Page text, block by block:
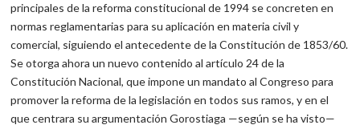
principales de la reforma constitucional de 1994 se concreten en
normas reglamentarias para su aplicación en materia civil y
comercial, siguiendo el antecedente de la Constitución de 1853/60.
Se otorga ahora un nuevo contenido al artículo 24 de la
Constitución Nacional, que impone un mandato al Congreso para
promover la reforma de la legislación en todos sus ramos, y en el
que centrara su argumentación Gorostiaga —según se ha visto—